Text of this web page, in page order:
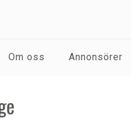
Om oss Annonsörer